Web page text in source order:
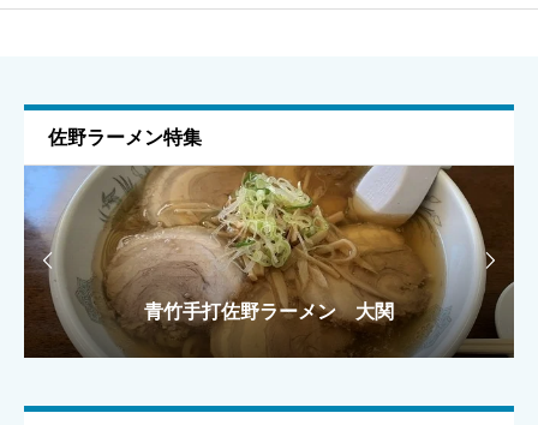
ニックネーム 任意
メールアドレス
佐野ラーメン特集
ラーメン雅
手打ちラーメン 麺之介
青竹手打佐野ラーメン 大関
ラーメン雅
手打ちラーメン 麺之介
 